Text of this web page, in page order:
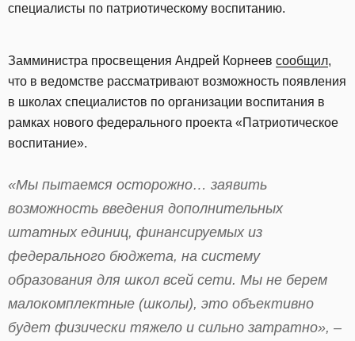
специалисты по патриотическому воспитанию.
Замминистра просвещения Андрей Корнеев сообщил,
что в ведомстве рассматривают возможность появления
в школах специалистов по организации воспитания в
рамках нового федерального проекта «Патриотическое
воспитание».
«Мы пытаемся осторожно… заявить
возможность введения дополнительных
штатных единиц, финансируемых из
федерального бюджета, на систему
образования для школ всей сети. Мы не берем
малокомплектные (школы), это объективно
будет физически тяжело и сильно затратно», –